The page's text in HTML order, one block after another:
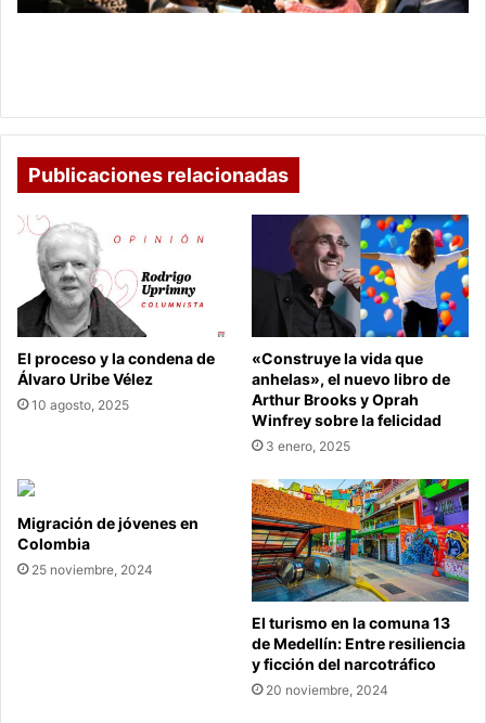
PARO
Publicaciones relacionadas
El proceso y la condena de
Álvaro Uribe Vélez
10 agosto, 2025
«Construye la vida que
anhelas», el nuevo libro de
Arthur Brooks y Oprah
Winfrey sobre la felicidad
3 enero, 2025
Migración de jóvenes en
Colombia
25 noviembre, 2024
El turismo en la comuna 13
de Medellín: Entre resiliencia
y ficción del narcotráfico
20 noviembre, 2024